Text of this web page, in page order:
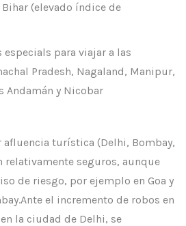
(elevado índice de
para viajar a las
Pradesh, Nagaland, Manipur,
Andamán y Nicobar
afluencia turística (Delhi, Bombay,
relativamente seguros, aunque
de riesgo, por ejemplo en Goa y
el incremento de robos en
la ciudad de Delhi, se